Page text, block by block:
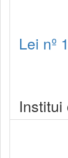
Lei nº
Institui